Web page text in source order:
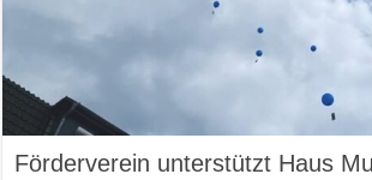
Förderverein unterstützt Haus